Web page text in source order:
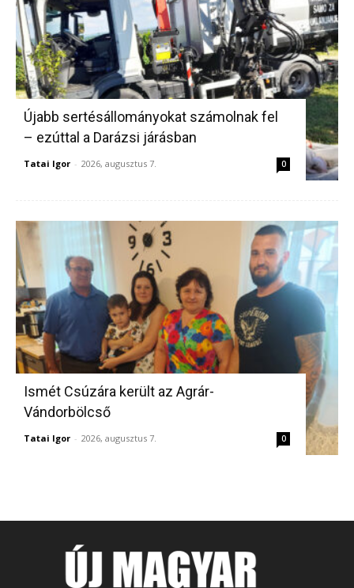
Újabb sertésállományokat számolnak fel
– ezúttal a Darázsi járásban
Tatai Igor - 2026, augusztus 7. 0
Ismét Csúzára került az Agrár-
Vándorbölcső
Tatai Igor - 2026, augusztus 7. 0